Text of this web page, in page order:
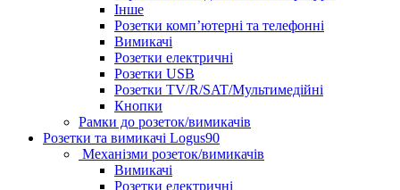
Інше
Розетки комп’ютерні та телефонні
Вимикачі
Розетки електричні
Розетки USB
Розетки TV/R/SAT/Мультимедійні
Кнопки
Рамки до розеток/вимикачів
Розетки та вимикачі Logus90
Механізми розеток/вимикачів
Вимикачі
Розетки електричні